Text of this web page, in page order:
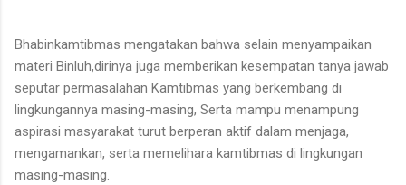
Bhabinkamtibmas mengatakan bahwa selain menyampaikan
materi Binluh,dirinya juga memberikan kesempatan tanya jawab
seputar permasalahan Kamtibmas yang berkembang di
lingkungannya masing-masing, Serta mampu menampung
aspirasi masyarakat turut berperan aktif dalam menjaga,
mengamankan, serta memelihara kamtibmas di lingkungan
masing-masing.